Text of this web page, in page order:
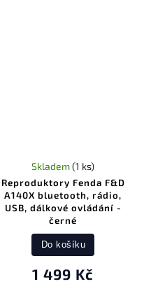
Reproduktory Fenda F&D
A140X bluetooth, rádio,
USB, dálkové ovládání -
černé
Skladem(1 ks)
1 499 Kč
Do košíku